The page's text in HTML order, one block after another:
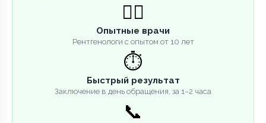
👨‍⚕️
Опытные врачи
Рентгенологи с опытом от 10 лет
⏱️
Быстрый результат
Заключение в день обращения, за 1–2 часа
📞